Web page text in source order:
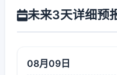
未来3天详细预
08月09日